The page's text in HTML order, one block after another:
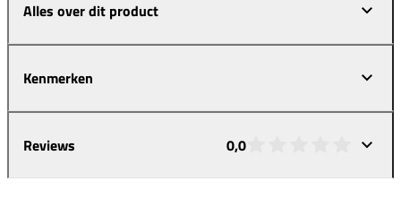
Alles over dit product
Kenmerken
Reviews 0,0